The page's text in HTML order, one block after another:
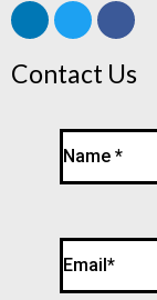
Contact Us